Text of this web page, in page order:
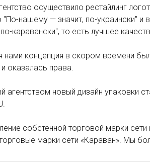
осуществило рестайлинг
нашему — значит, по-украински" и
каравански", то есть лучшее
нами концепция в скором времени
и оказалась права.
агентством новый дизайн
собстенной торговой марки сети
марки сети «Караван». Мы